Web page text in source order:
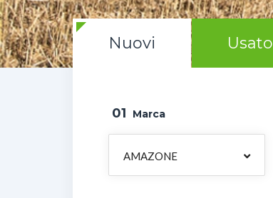
Nuovi Usato
01 Marca
AMAZONE